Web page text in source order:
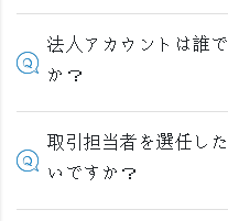
法人アカウントは誰
か？
取引担当者を選任し
いですか？